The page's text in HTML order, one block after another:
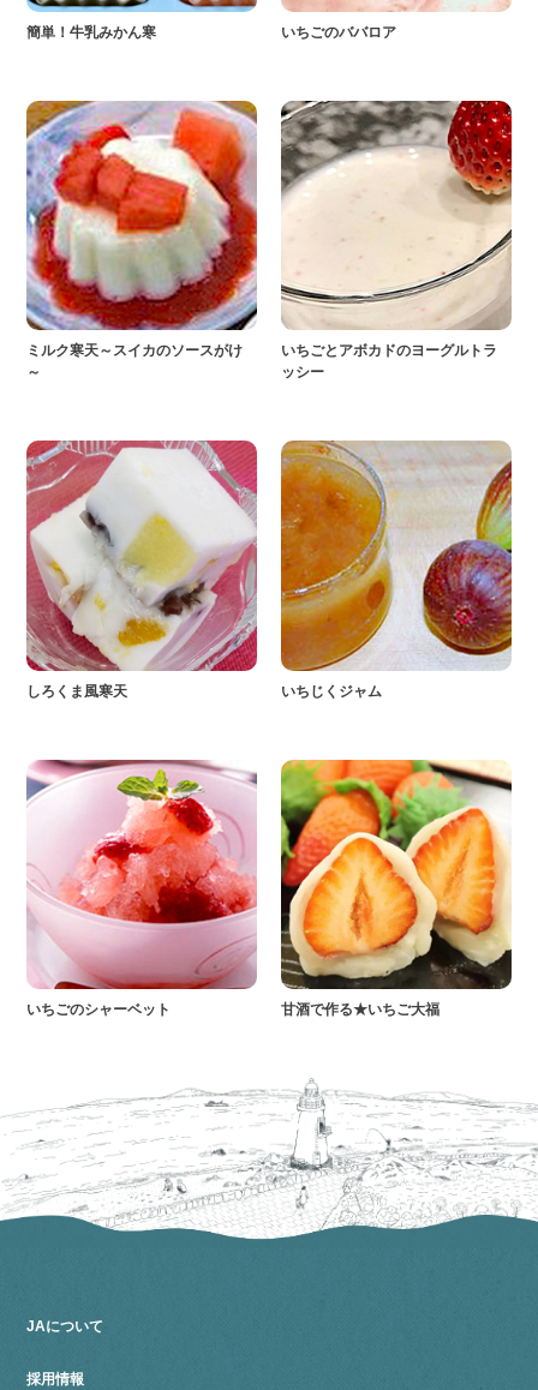
簡単！牛乳みかん寒 いちごのババロア
ミルク寒天～スイカのソースがけ
～
いちごとアボカドのヨーグルトラ
ッシー
しろくま風寒天 いちじくジャム
いちごのシャーベット 甘酒で作る★いちご大福
JAについて
採用情報